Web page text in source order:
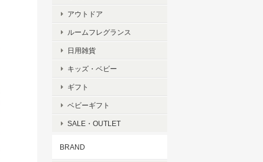
アウトドア
ルームフレグランス
日用雑貨
キッズ・ベビー
ギフト
ベビーギフト
SALE・OUTLET
BRAND